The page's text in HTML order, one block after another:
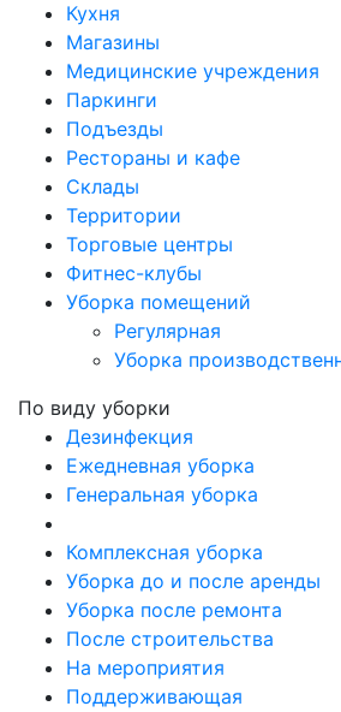
Кухня
Магазины
Медицинские учреждения
Паркинги
Подъезды
Рестораны и кафе
Склады
Территории
Торговые центры
Фитнес-клубы
Уборка помещений
Регулярная
Уборка
По виду уборки
Дезинфекция
Ежедневная уборка
Генеральная уборка
Комплексная уборка
Уборка до и после аренды
Уборка после ремонта
После строительства
На мероприятия
Поддерживающая